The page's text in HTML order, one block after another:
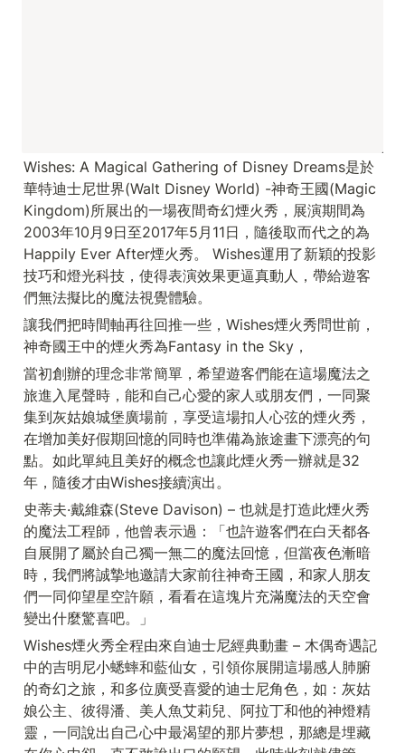
Wishes: A Magical Gathering of Disney Dreams是於
華特迪士尼世界(Walt Disney World) -神奇王國(Magic
Kingdom)所展出的一場夜間奇幻煙火秀，展演期間為
2003年10月9日至2017年5月11日，隨後取而代之的為
Happily Ever After煙火秀。 Wishes運用了新穎的投影
技巧和燈光科技，使得表演效果更逼真動人，帶給遊客
們無法擬比的魔法視覺體驗。
讓我們把時間軸再往回推一些，Wishes煙火秀問世前，
神奇國王中的煙火秀為Fantasy in the Sky，
當初創辦的理念非常簡單，希望遊客們能在這場魔法之
旅進入尾聲時，能和自己心愛的家人或朋友們，一同聚
集到灰姑娘城堡廣場前，享受這場扣人心弦的煙火秀，
在增加美好假期回憶的同時也準備為旅途畫下漂亮的句
點。如此單純且美好的概念也讓此煙火秀一辦就是32
年，隨後才由Wishes接續演出。
史蒂夫·戴維森(Steve Davison) – 也就是打造此煙火秀
的魔法工程師，他曾表示過：「也許遊客們在白天都各
自展開了屬於自己獨一無二的魔法回憶，但當夜色漸暗
時，我們將誠摯地邀請大家前往神奇王國，和家人朋友
們一同仰望星空許願，看看在這塊片充滿魔法的天空會
變出什麼驚喜吧。」
Wishes煙火秀全程由來自迪士尼經典動畫 – 木偶奇遇記
中的吉明尼小蟋蟀和藍仙女，引領你展開這場感人肺腑
的奇幻之旅，和多位廣受喜愛的迪士尼角色，如：灰姑
娘公主、彼得潘、美人魚艾莉兒、阿拉丁和他的神燈精
靈，一同說出自己心中最渴望的那片夢想，那總是埋藏